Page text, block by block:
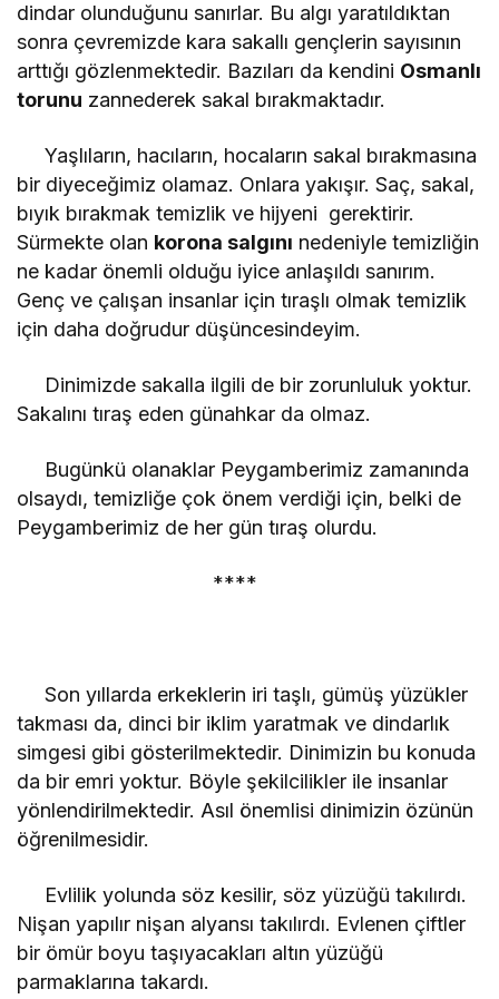
dindar olunduğunu sanırlar. Bu algı yaratıldıktan
sonra çevremizde kara sakallı gençlerin sayısının
arttığı gözlenmektedir. Bazıları da kendini Osmanlı
torunu zannederek sakal bırakmaktadır.
Yaşlıların, hacıların, hocaların sakal bırakmasına
bir diyeceğimiz olamaz. Onlara yakışır. Saç, sakal,
bıyık bırakmak temizlik ve hijyeni gerektirir.
Sürmekte olan korona salgını nedeniyle temizliğin
ne kadar önemli olduğu iyice anlaşıldı sanırım.
Genç ve çalışan insanlar için tıraşlı olmak temizlik
için daha doğrudur düşüncesindeyim.
Dinimizde sakalla ilgili de bir zorunluluk yoktur.
Sakalını tıraş eden günahkar da olmaz.
Bugünkü olanaklar Peygamberimiz zamanında
olsaydı, temizliğe çok önem verdiği için, belki de
Peygamberimiz de her gün tıraş olurdu.
****
Son yıllarda erkeklerin iri taşlı, gümüş yüzükler
takması da, dinci bir iklim yaratmak ve dindarlık
simgesi gibi gösterilmektedir. Dinimizin bu konuda
da bir emri yoktur. Böyle şekilcilikler ile insanlar
yönlendirilmektedir. Asıl önemlisi dinimizin özünün
öğrenilmesidir.
Evlilik yolunda söz kesilir, söz yüzüğü takılırdı.
Nişan yapılır nişan alyansı takılırdı. Evlenen çiftler
bir ömür boyu taşıyacakları altın yüzüğü
parmaklarına takardı.